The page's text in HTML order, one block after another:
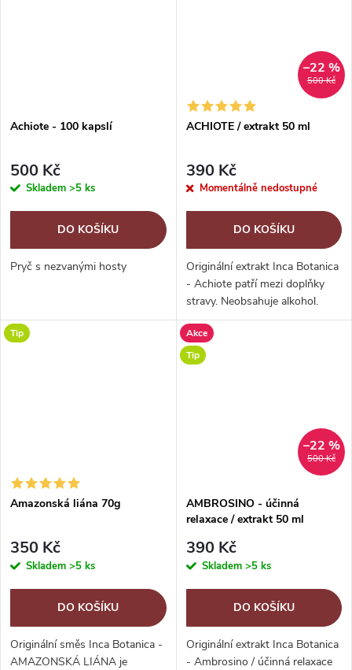
Achiote - 100 kapslí
500 Kč
Skladem >5 ks
DO KOŠÍKU
Pryč s nezvanými hosty
500 Kč
–22 %
ACHIOTE / extrakt 50 ml
390 Kč
Momentálně nedostupné
DO KOŠÍKU
Originální extrakt Inca Botanica
- Achiote patří mezi doplňky
stravy. Neobsahuje alkohol.
Achiote patří mezi významné
stromy rostoucí v Jižní Americe.
Poznáte ho snadno podle...
Tip
Amazonská liána 70g
350 Kč
Skladem >5 ks
DO KOŠÍKU
Originální směs Inca Botanica -
AMAZONSKÁ LIÁNA je
Akce
Tip
500 Kč
–22 %
AMBROSINO - účinná
relaxace / extrakt 50 ml
390 Kč
Skladem >5 ks
DO KOŠÍKU
Originální extrakt Inca Botanica
- Ambrosino / účinná relaxace